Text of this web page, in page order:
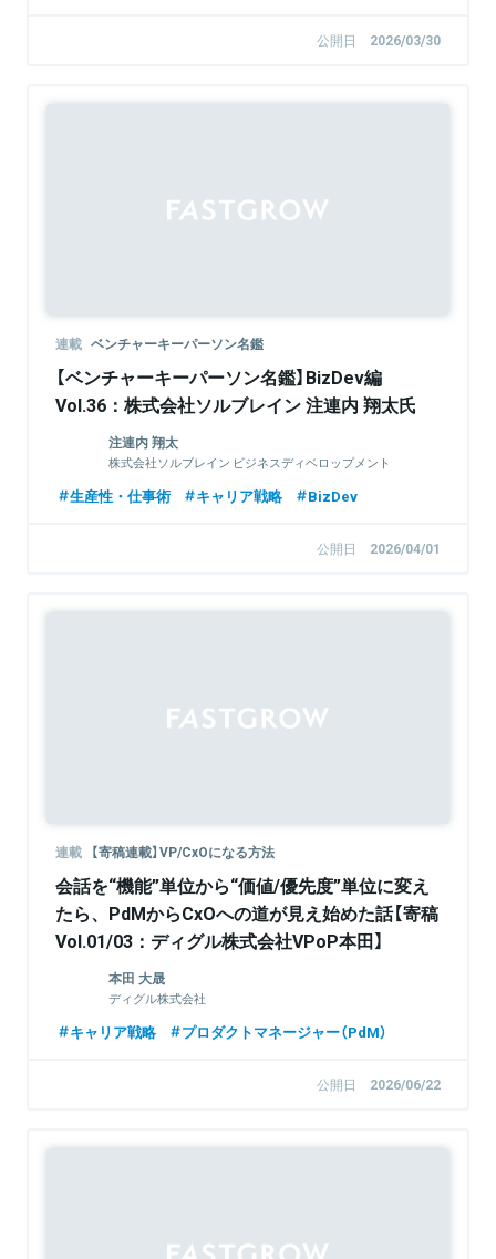
公開日 2026/03/30
連載 ベンチャーキーパーソン名鑑
【ベンチャーキーパーソン名鑑】BizDev編
Vol.36：株式会社ソルブレイン 注連内 翔太氏
注連内 翔太
株式会社ソルブレイン ビジネスディベロップメント
生産性・仕事術 キャリア戦略 BizDev
公開日 2026/04/01
連載 【寄稿連載】VP/CxOになる方法
会話を“機能”単位から“価値/優先度”単位に変え
たら、PdMからCxOへの道が見え始めた話【寄稿
Vol.01/03：ディグル株式会社VPoP本田】
本田 大晟
ディグル株式会社
キャリア戦略 プロダクトマネージャー（PdM）
公開日 2026/06/22